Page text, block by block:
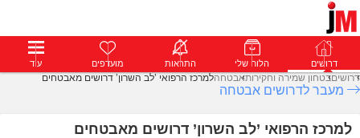
דרושים פרופילים הודעות פרימיום דרושים הלוח שלי התראות מועדפים עוד
דרושיםבטחון שמירה וחקירותאבטחהלמרכז הרפואי ’לב השרון’ דרושים מאבטחים
מעבר לדרושים אבטחה
למרכז הרפואי ’לב השרון’ דרושים מאבטחים